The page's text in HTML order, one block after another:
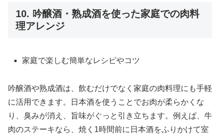
10. 吟醸酒・熟成酒を使った家庭での肉料
理アレンジ
家庭で楽しむ簡単なレシピやコツ
吟醸酒や熟成酒は、飲むだけでなく家庭の肉料理にも手軽
に活用できます。日本酒を使うことでお肉が柔らかくな
り、臭みが消え、旨味がぐっと引き立ちます。例えば、牛
肉のステーキなら、焼く1時間前に日本酒をふりかけて室